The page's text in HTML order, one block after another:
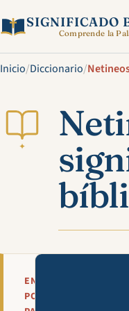
SIGNIFICADO
Comprende la
Inicio/Diccionario/
✦
EN
POCAS
Mira esta